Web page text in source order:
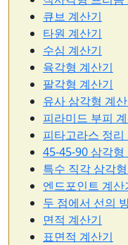
큐브 계산기
타원 계산기
수심 계산기
육각형 계산기
팔각형 계산기
유사 삼각형 계
피라미드 부피
피타고라스 정리
45-45-90 삼각형
특수 직각 삼각
엔드포인트 계산
두 점에서 선의
면적 계산기
표면적 계산기